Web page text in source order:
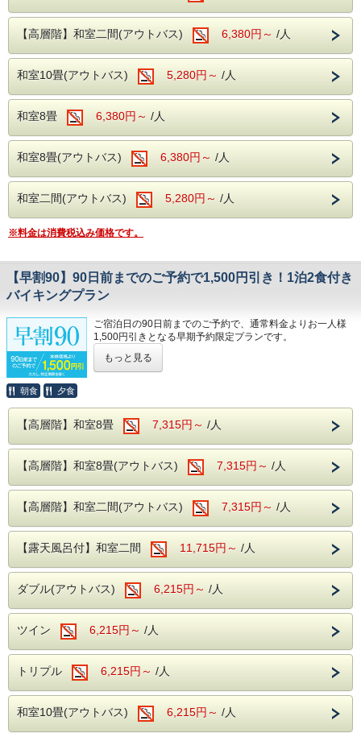
大人からお子様で楽しめる、和洋中のバイキ
ングをレストランにてお楽しみいただけま
ソフトドリンク・アルコールが飲み放題！
夕食時間は宿泊日の前日に確定致しますので
※開始時間より90分間です。
---ご朝食---
和洋バイキング、ソフトドリンクもサービス
---館内施設---
・カラオケルーム（当日予約制・無料）
・卓球コーナー（無料）
皆様のご来館をスタッフ一同、お待ちしてお
ります。
1室4名様利用で、お一人様あたり本体価格より1，500円引
き
1室5名様以上利用で、お一人様あたり本体価格より2，500
円引き
【対象期間】
・2026年09月27日(日)～2026年10月02
・2026年11月08日(日)～2026年11月13日(金)
・本プランは、1室3名様以上でのご利用でお申し込み頂け
ます。
※2名様ではご利用頂けません。
※1泊朝食付、素泊まりではご利用頂けません。
---温泉---
露天風呂を併設した大浴場が2か所あり、
広々とした大浴場をお楽しみいただけます。
滑らかな泉質の温泉がご好評いただいてお
り、湯治の宿としてもご利用いただいており
い。
---ご夕食---
大人からお子様で楽しめる、和洋中のバイキ
ングをレストランにてお楽しみいただけま
す。
ソフトドリンク・アルコールが飲み放題！
夕食時間は宿泊日の前日に確定致しますので
お電話にてご確認下さい。
※開始時間より90分間です。
---ご朝食---
和洋バイキング、ソフトドリンクもサービス
---館内施設---
・カラオケルーム（当日予約制・無料）
【高層階】和室二間(アウトバス) 6,380円～ /人
和室10畳(アウトバス) 5,280円～ /人
和室8畳 6,380円～ /人
和室8畳(アウトバス) 6,380円～ /人
和室二間(アウトバス) 5,280円～ /人
※料金は消費税込み価格です。
【早割90】90日前までのご予約で1,500円引き！1泊2食付き
バイキングプラン
ご宿泊日の90日前までのご予約で、通常料金よりお一人様
1,500円引きとなる早期予約限定プランです。
旅行の予定が決まったら、早めのご予約がおすすめ！
先の予定が決まっている方は、お得な料金でご宿泊いただけ
※本プランは、通常プランとキャンセルポリシーが異なりま
す。
8日前～30日前まで：5%
7日前～2日前まで：20%
当日：50%
無連絡不泊：100%
※ご宿泊料金に関わる優待券類との併用は不可となります。
※WEB予約限定のプランとなります。
----温泉----
露天風呂を併設した大浴場が2か所あり、
広々とした大浴場をお楽しみいただけます。
滑らかな泉質の温泉がご好評いただいてお
り、湯治の宿としてもご利用いただいており
ます。
旅の疲れを癒すひとときをお過ごしくださ
もっと見る
朝食 夕食
【高層階】和室8畳 7,315円～ /人
【高層階】和室8畳(アウトバス) 7,315円～ /人
【高層階】和室二間(アウトバス) 7,315円～ /人
【露天風呂付】和室二間 11,715円～ /人
ダブル(アウトバス) 6,215円～ /人
ツイン 6,215円～ /人
トリプル 6,215円～ /人
和室10畳(アウトバス) 6,215円～ /人